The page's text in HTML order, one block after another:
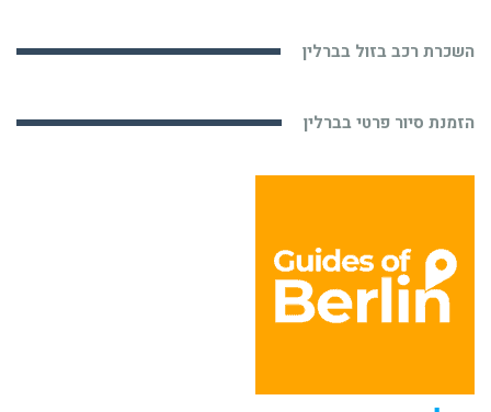
השכרת רכב בזול בברלין
הזמנת סיור פרטי בברלין